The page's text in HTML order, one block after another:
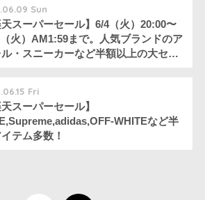
Sun
天スーパーセール】6/4（火）20:00〜
火）AM1:59まで。人気ブランドのア
・スニーカーなど半額以上の大セー
Fri
天スーパーセール】
WHITEなど半
テム多数！